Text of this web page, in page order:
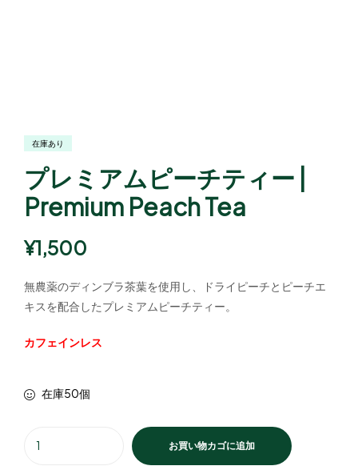
在庫あり
プレミアムピーチティー |
Premium Peach Tea
¥1,500
無農薬のディンブラ茶葉を使用し、ドライピーチとピーチエ
キスを配合したプレミアムピーチティー。
カフェインレス
在庫50個
お買い物カゴに追加